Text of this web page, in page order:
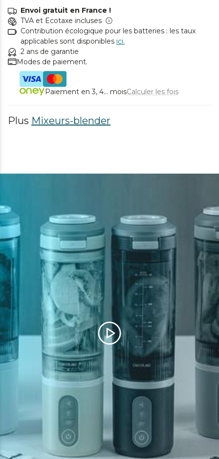
Envoi gratuit en France !
TVA et Ecotaxe incluses
Contribution écologique pour les batteries : les taux
applicables sont disponibles ici.
2 ans de garantie
Modes de paiement.
Paiement en 3, 4... moisCalculer les fois
Plus Mixeurs-blender